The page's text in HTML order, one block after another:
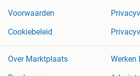
Voorwaarden
Cookiebeleid
Over Marktplaats
Werken